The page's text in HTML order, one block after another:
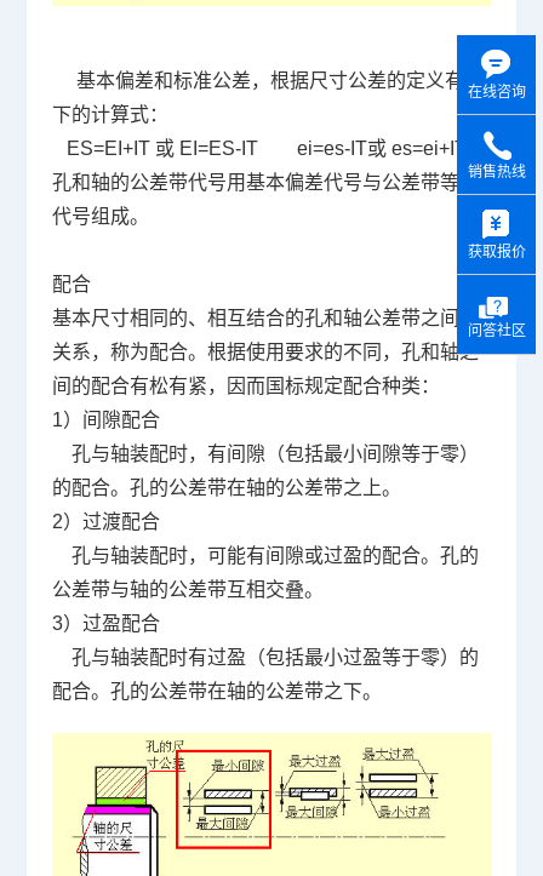
基本偏差和标准公差，根据尺寸公差的定义有以
下的计算式：
ES=EI+IT 或EI=ES-IT ei=es-IT或es=ei+IT
孔和轴的公差带代号用基本偏差代号与公差带等级
代号组成。
配合
基本尺寸相同的、相互结合的孔和轴公差带之间的
关系，称为配合。根据使用要求的不同，孔和轴之
间的配合有松有紧，因而国标规定配合种类：
1）间隙配合
孔与轴装配时，有间隙（包括最小间隙等于零）
的配合。孔的公差带在轴的公差带之上。
2）过渡配合
孔与轴装配时，可能有间隙或过盈的配合。孔的
公差带与轴的公差带互相交叠。
3）过盈配合
孔与轴装配时有过盈（包括最小过盈等于零）的
配合。孔的公差带在轴的公差带之下。
在线咨询
销售热线
获取报价
问答社区